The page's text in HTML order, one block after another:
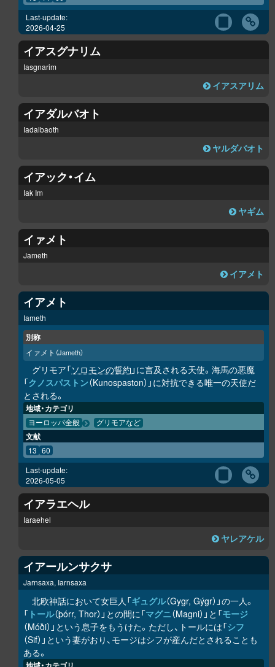
Last-update:
2026-04-25
イアスグナリム
Iasgnarim
イアスアリム
イアダルバオト
Iadalbaoth
ヤルダバオト
イアック・イム
Iak Im
ヤギム
イァメト
Jameth
イアメト
イアメト
Iameth
別称
イァメト （Jameth）
グリモア「ソロモンの誓約 」に言及される天使。海馬の悪魔
「クノスパストン（Kunospaston）」に対抗できる唯一の天使だ
とされる。
地域・カテゴリ
ヨーロッパ全般 グリモアなど
文献
13 60
Last-update:
2026-05-05
イアラエヘル
Iaraehel
ヤレアケル
イアールンサクサ
Jarnsaxa, Iarnsaxa
北欧神話において女巨人「ギュグル（Gygr, Gýgr）」の一人。
「 トール（þórr, Thor）」との間に「マグニ（Magni）」と「モージ
（Móði）」という息子をもうけた。ただし、トールには「シフ
（Sif）」という妻がおり、モージはシフが産んだとされることも
ある。